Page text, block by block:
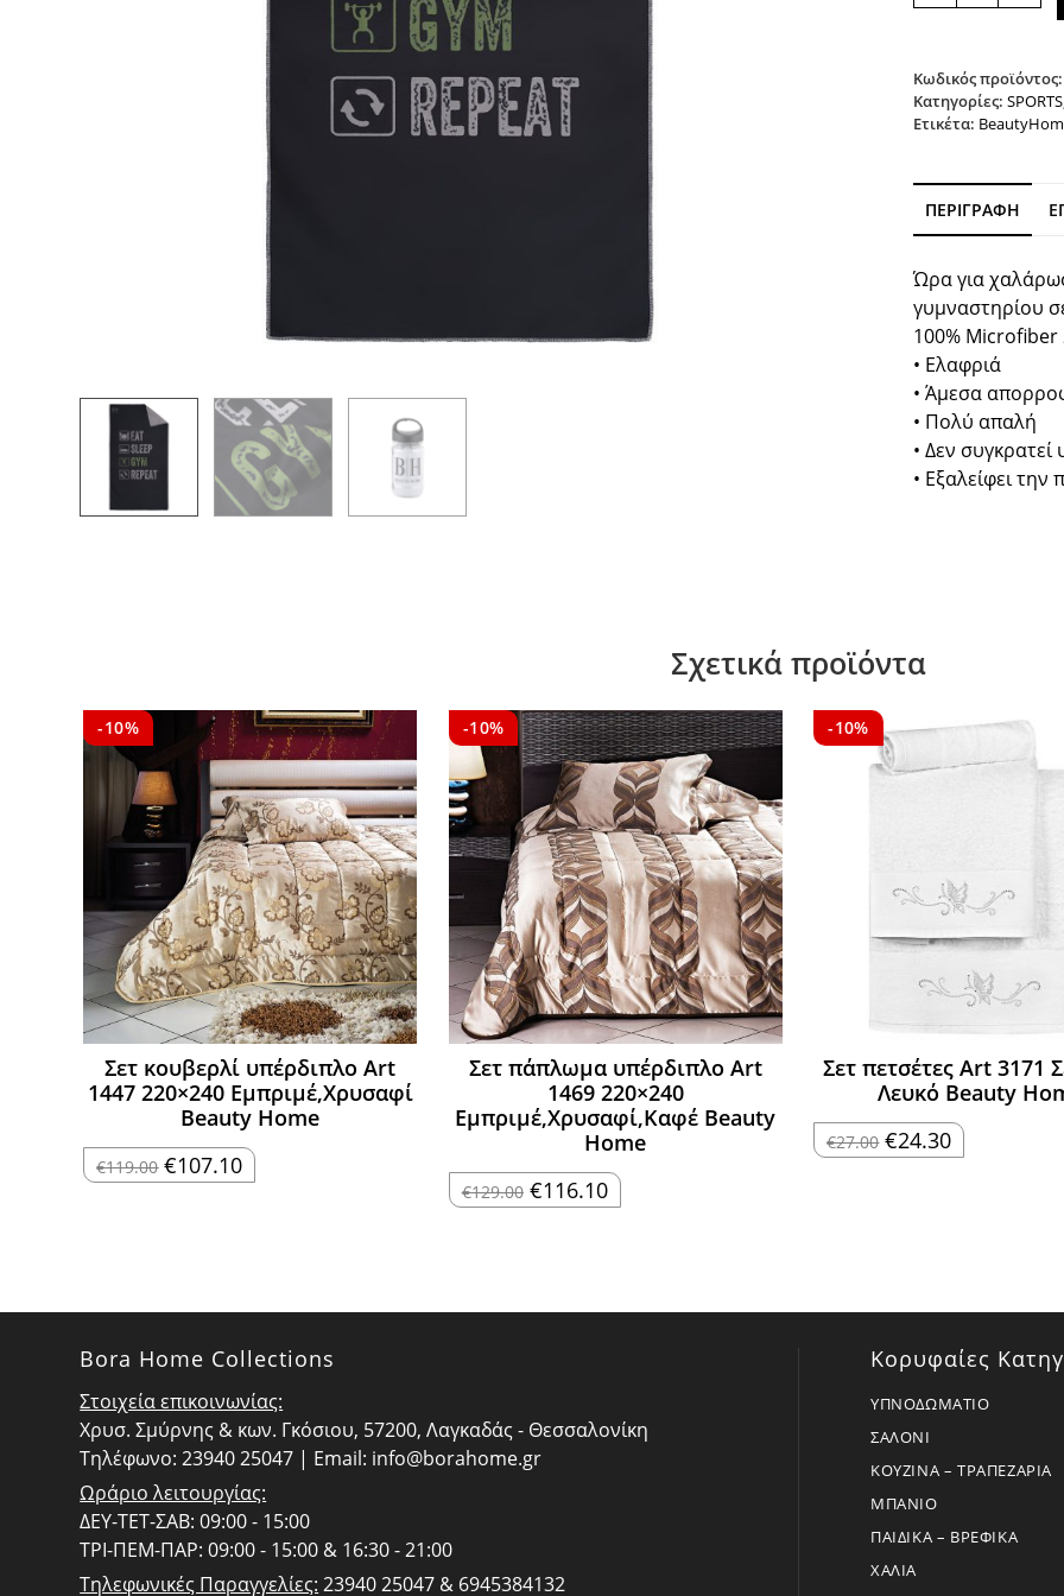
50x90
Εμπριμέ
Beauty
Κωδικός
Κατηγορίες: SPORTS
Ετικέτα:
ΠΕΡΙΓΡΑΦΉ
Ώρα για
γυμναστηρίου
100% Microfiber
• Ελαφριά
• Άμεσα
• Πολύ απαλή
• Δεν συγκρατεί
• Εξαλείφει
Σχετικά προϊόντα
-10%
Σετ κουβερλί υπέρδιπλο Art
1447 220×240 Εμπριμέ,Χρυσαφί
Beauty Home
€119.00 Original
price
€107.10Η
τρέχουσα
-10%
Σετ πάπλωμα υπέρδιπλο Art
1469 220×240
Εμπριμέ,Χρυσαφί,Καφέ Beauty
Home
€129.00 Original
price
€116.10Η
τρέχουσα
-10%
Σετ πετσέτες Art 3171
Λευκό Beauty
€27.00 Original
price
€24.30Η
τρέχουσα
Bora Home Collections
Στοιχεία επικοινωνίας:
Χρυσ. Σμύρνης & κων. Γκόσιου, 57200, Λαγκαδάς - Θεσσαλονίκη
Τηλέφωνο: 23940 25047 | Email: info@borahome.gr
Ωράριο λειτουργίας:
ΔΕΥ-ΤΕΤ-ΣΑΒ: 09:00 - 15:00
ΤΡΙ-ΠΕΜ-ΠΑΡ: 09:00 - 15:00 & 16:30 - 21:00
Τηλεφωνικές Παραγγελίες: 23940 25047 & 6945384132
Κορυφαίες
ΥΠΝΟΔΩΜΑΤΙΟ
ΣΑΛΟΝΙ
ΚΟΥΖΙΝΑ – ΤΡΑΠΕΖΑΡΙΑ
ΜΠΑΝΙΟ
ΠΑΙΔΙΚΑ – ΒΡΕΦΙΚΑ
ΧΑΛΙΑ